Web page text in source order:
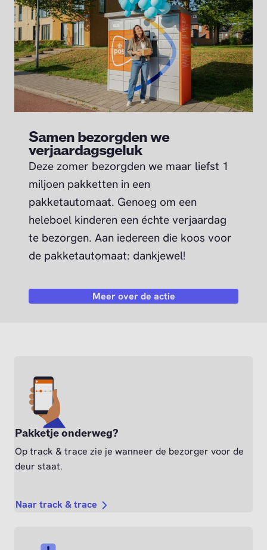
Samen bezorgden we
verjaardagsgeluk
Deze zomer bezorgden we maar liefst 1
miljoen pakketten in een
pakketautomaat. Genoeg om een
heleboel kinderen een échte verjaardag
te bezorgen. Aan iedereen die koos voor
de pakketautomaat: dankjewel!
Meer over de actie
Pakketje onderweg?
Op track & trace zie je wanneer de bezorger voor de
deur staat.
Naar track & trace